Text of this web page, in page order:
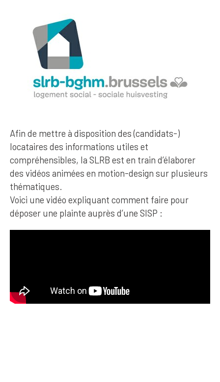
Afin de mettre à disposition des (candidats-)
locataires des informations utiles et
compréhensibles, la SLRB est en train d’élaborer
des vidéos animées en motion-design sur plusieurs
thématiques.
Voici une vidéo expliquant comment faire pour
déposer une plainte auprès d’une SISP :